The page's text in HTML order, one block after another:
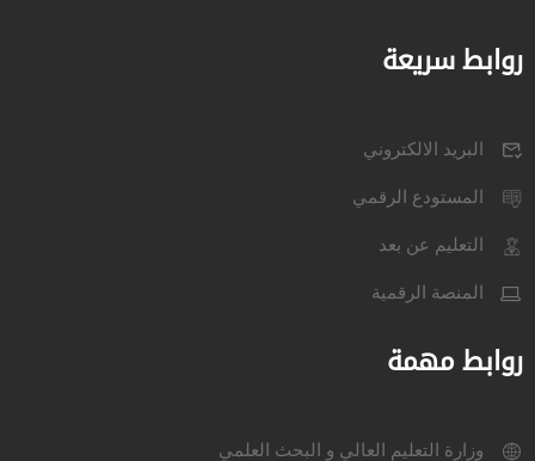
روابط سريعة
البريد الالكتروني
المستودع الرقمي
التعليم عن بعد
المنصة الرقمية
روابط مهمة
وزارة التعليم العالي و البحث العلمي